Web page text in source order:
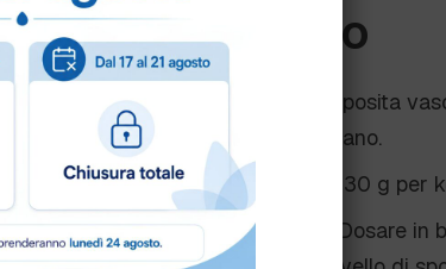
Consigli d’uso
Versare il prodotto nell’apposita
vasca per il lavaggio a mano.
Dosaggio manuale:
20-30 g per
Dosaggio automatico:
Dosare in